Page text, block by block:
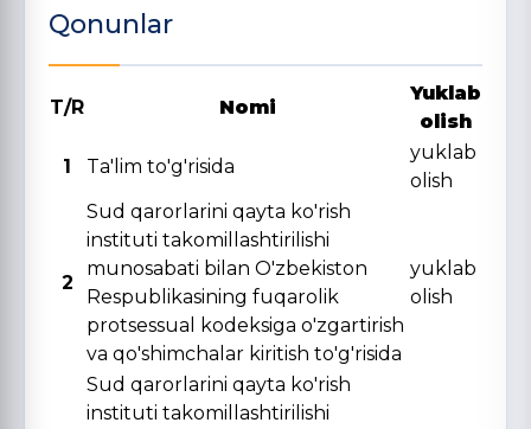
Qonunlar
T/R Nomi
Yuklab
olish
1
Ta'lim to'g'risida
yuklab
olish
2
Sud qarorlarini qayta ko'rish
instituti takomillashtirilishi
munosabati bilan O'zbekiston
Respublikasining fuqarolik
protsessual kodeksiga o'zgartirish
va qo'shimchalar kiritish to'g'risida
yuklab
olish
Sud qarorlarini qayta ko'rish
instituti takomillashtirilishi